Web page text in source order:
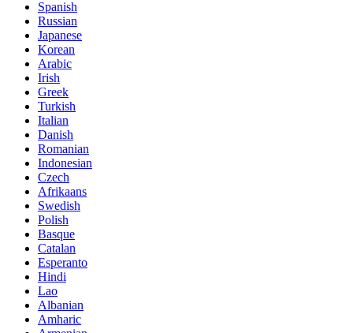
Spanish
Russian
Japanese
Korean
Arabic
Irish
Greek
Turkish
Italian
Danish
Romanian
Indonesian
Czech
Afrikaans
Swedish
Polish
Basque
Catalan
Esperanto
Hindi
Lao
Albanian
Amharic